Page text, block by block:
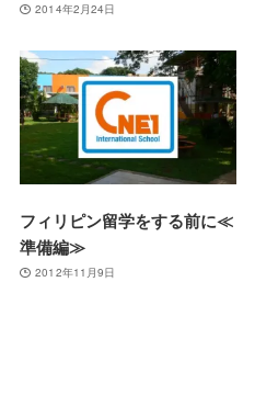
2014年2月24日
フィリピン留学をする前に≪
準備編≫
2012年11月9日